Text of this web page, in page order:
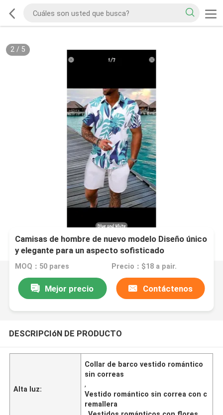
2/ 5
Camisas de hombre de nuevo modelo Diseño único
y elegante para un aspecto sofisticado
MOQ：50 pares Precio：$18 a pair.
Mejor precio Contáctenos
DESCRIPCIóN DE PRODUCTO
Alta luz:
Collar de barco vestido romántico
sin correas
,
Vestido romántico sin correa con c
remallera